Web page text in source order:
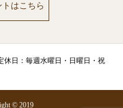
はこちら
日：毎週水曜日・日曜日・祝
© 2019